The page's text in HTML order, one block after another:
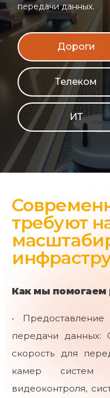
передачи данных.
Дороги
Телеком
ИТ
требуют
Как мы помогаем
• Предоставление
передачи данных:
скорость для
камер систем
видеоконтроля,